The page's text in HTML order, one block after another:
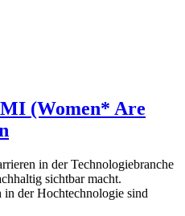
(Women* Are
in der Technologiebranche
sichtbar macht.
der Hochtechnologie sind